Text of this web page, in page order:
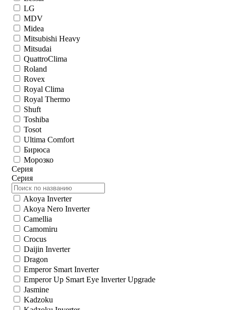
LG
MDV
Midea
Mitsubishi Heavy
Mitsudai
QuattroClima
Roland
Rovex
Royal Clima
Royal Thermo
Shuft
Toshiba
Tosot
Ultima Comfort
Бирюса
Морозко
Серия
Серия
Akoya Inverter
Akoya Nero Inverter
Camellia
Camomiru
Crocus
Daijin Inverter
Dragon
Emperor Smart Inverter
Emperor Up Smart Eye Inverter Upgrade
Jasmine
Kadzoku